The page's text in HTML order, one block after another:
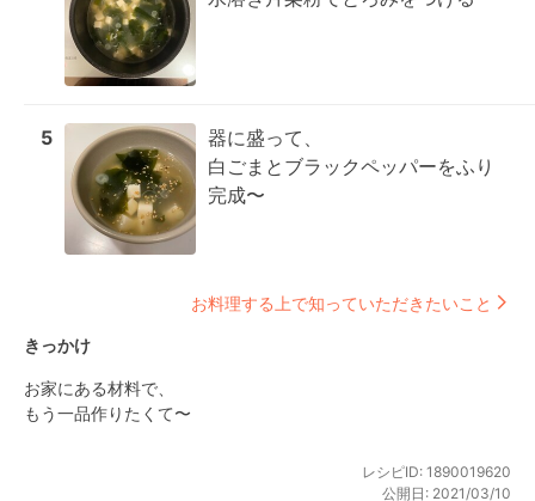
5
器に盛って、
白ごまとブラックペッパーをふり
完成〜
お料理する上で知っていただきたいこと
きっかけ
お家にある材料で、
もう一品作りたくて〜
レシピID: 1890019620
公開日: 2021/03/10